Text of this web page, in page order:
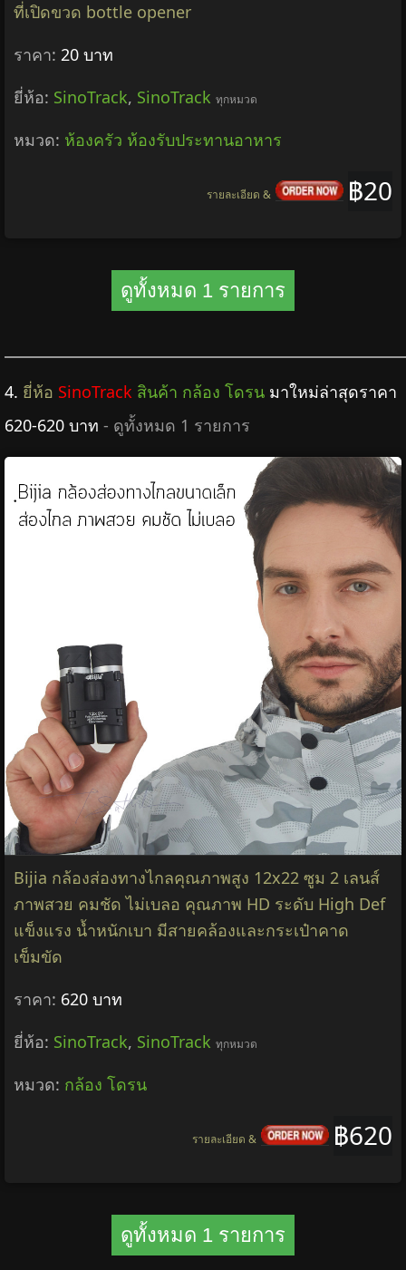
ที่เปิดขวด bottle opener
ราคา: 20 บาท
ยี่ห้อ: SinoTrack, SinoTrack ทุกหมวด
หมวด: ห้องครัว ห้องรับประทานอาหาร
฿20
รายละเอียด &
ดูทั้งหมด 1 รายการ
4. ยี่ห้อ SinoTrack สินค้า กล้อง โดรน มาใหม่ล่าสุดราคา
620-620 บาท - ดูทั้งหมด 1 รายการ
Bijia กล้องส่องทางไกลคุณภาพสูง 12x22 ซูม 2 เลนส์
ภาพสวย คมชัด ไม่เบลอ คุณภาพ HD ระดับ High Def
แข็งแรง น้ำหนักเบา มีสายคล้องและกระเป๋าคาด
เข็มขัด
ราคา: 620 บาท
ยี่ห้อ: SinoTrack, SinoTrack ทุกหมวด
หมวด: กล้อง โดรน
฿620
รายละเอียด &
ดูทั้งหมด 1 รายการ